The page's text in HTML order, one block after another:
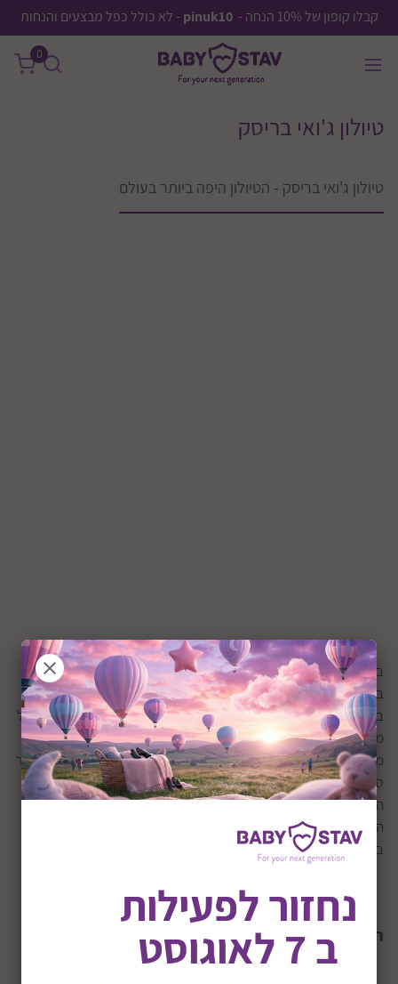
קבלו קופון של 10% הנחה - pinuk10 - לא כולל כפל מבצעים והנחות
0
טיולון ג'ואי בריסק
טיולון ג'ואי בריסק - הטיולון היפה ביותר בעולם
בשנת 2013, טרי טרי מאנגליה הגיע אלינו לארץ טיולוןשל ג'ואי
בריסק, אשר זכה בפרס היוקרתי של רד דוט לשנת 2013 כטיולון היפה
ביותר בעולם, הטיולון ג'ואי בריסק מגיע עם עיצוב נקי ומיוחד, כל גלגל
מגיע עם בולם זעזועים משלו, 5 מצבי שכיבה/ישיבה, מגיע עד 180
מעלות ומתאים לתינוק מגיל לידה (0) ועד ל 15 ק"ג, לטיולון ניתן לחבר
סלקלים שונים וקיפול מהפכני וקל במיוחד אשר מאשר לקפל את
הטיולון ביד אחת בלבד, הטיולון מגיע עם גגון שמש גדול, הגלגלים
בתחתית, משקל הטיולון כ 8.6 ק"ג. אחד הטיולונים המומלצים שיש.
תכונות טיולון ג'ואי בריסק:
נחזור לפעילות
ב 7 לאוגוסט